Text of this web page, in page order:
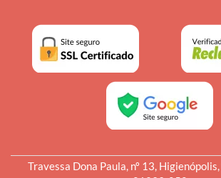
Travessa Dona Paula, nº 13, Higienópolis,